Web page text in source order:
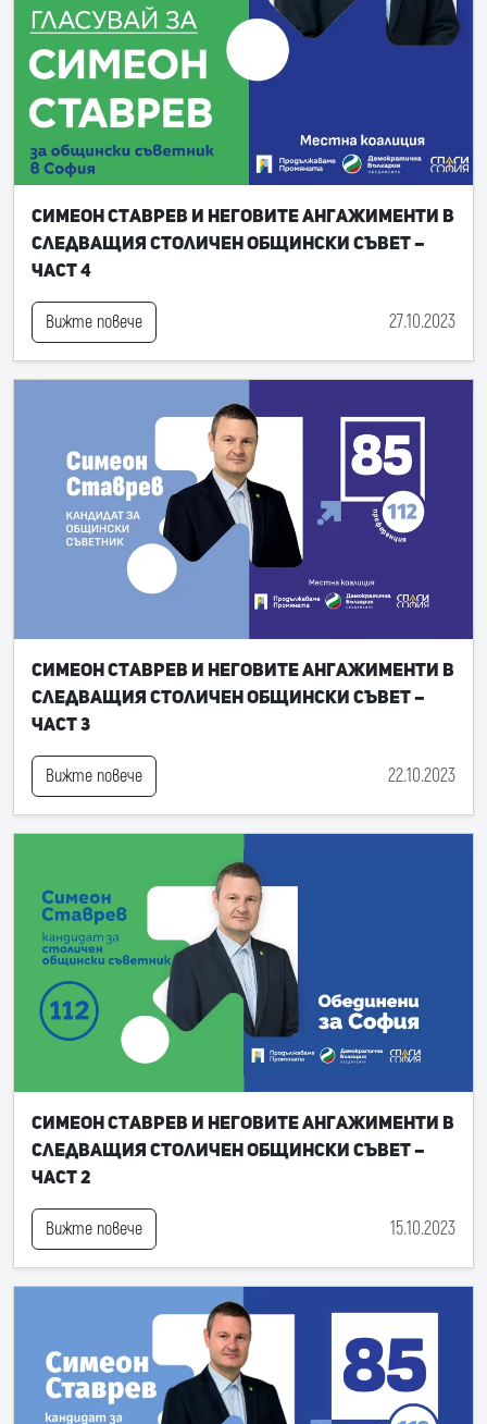
Симеон Ставрев и неговите ангажименти в
следващия Столичен общински съвет –
част 4
Вижте повече 27.10.2023
Симеон Ставрев и неговите ангажименти в
следващия Столичен общински съвет –
част 3
Вижте повече 22.10.2023
Симеон Ставрев и неговите ангажименти в
следващия Столичен общински съвет –
част 2
Вижте повече 15.10.2023